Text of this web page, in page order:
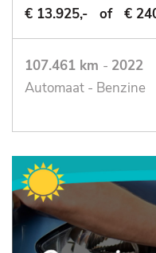
€ 13.925,-
of €
107.461 km - 2022
Automaat - Benzine